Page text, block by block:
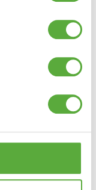
Reiskussen Beagle
€14,95